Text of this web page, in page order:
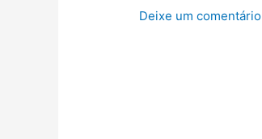
Deixe um comentário